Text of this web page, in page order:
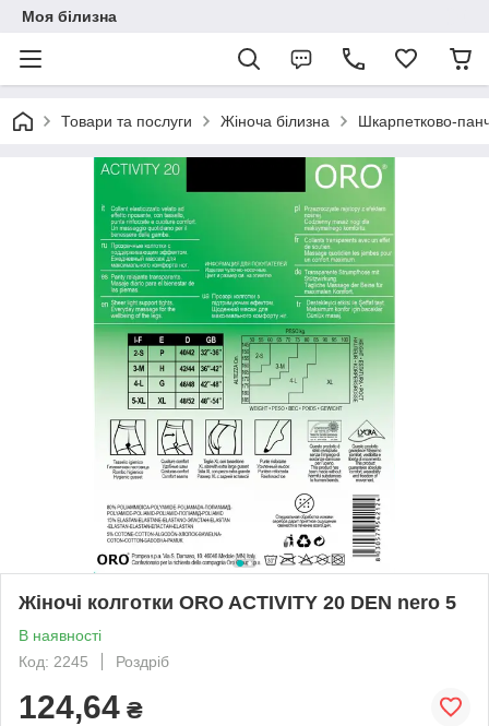
Моя білизна
Товари та послуги Жіноча білизна Шкарпетково-
Жіночі колготки ORO ACTIVITY 20 DEN nero 5
В наявності
Код: 2245
Роздріб
124,64 ₴